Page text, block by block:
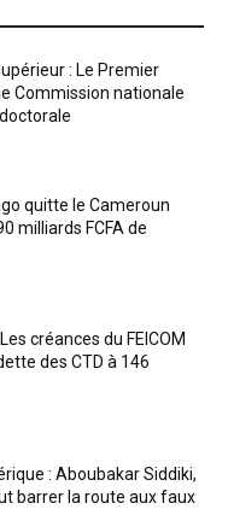
: Le Premier
Commission nationale
quitte le Cameroun
milliards FCFA de
créances du FEICOM
des CTD à 146
: Aboubakar Siddiki,
barrer la route aux faux